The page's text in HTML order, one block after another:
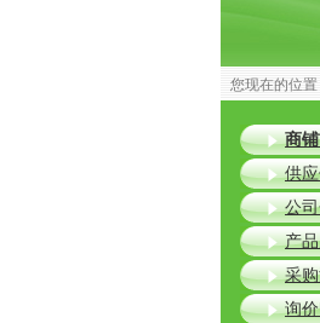
您现在的位置
商
供
公
产
采
询